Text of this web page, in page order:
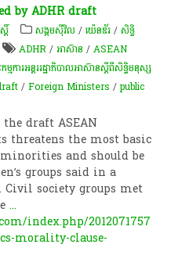
by ADHR draft
តិ៍ សង្គមស៊ីវិល /យ៉េនឌ័រ /សិទ្ធិ
ADHR /អាស៊ាន /ASEAN
មការអន្តររដ្ឋាភិបាលអាស៊ានស្តីពីសិទ្ធិមនុស្ស
/Foreign Ministers /public
draft ASEAN
threatens the most basic
and should be
groups said in a
Civil society groups met
...
index.php/2012071757
morality-clause-